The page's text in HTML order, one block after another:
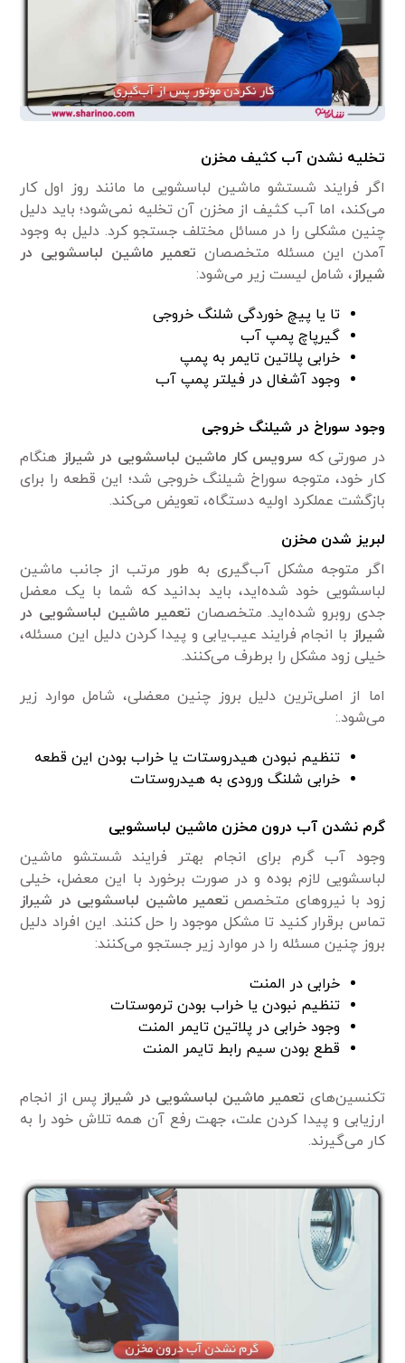
تخلیه نشدن آب کثیف مخزن
اگر فرایند شستشو ماشین لباسشویی ما مانند روز اول کار
می‌کند، اما آب کثیف از مخزن آن تخلیه نمی‌شود؛ باید دلیل
چنین مشکلی را در مسائل مختلف جستجو کرد. دلیل به وجود
آمدن این مسئله متخصصان تعمیر ماشین لباسشویی در
شیراز، شامل لیست زیر می‌شود:
تا یا پیچ خوردگی شلنگ خروجی
گیرپاچ پمپ آب
خرابی پلاتین تایمر به پمپ
وجود آشغال در فیلتر پمپ آب
وجود سوراخ در شیلنگ خروجی
در صورتی که سرویس کار ماشین لباسشویی در شیراز هنگام
کار خود، متوجه سوراخ شیلنگ خروجی شد؛ این قطعه را برای
بازگشت عملکرد اولیه دستگاه، تعویض می‌کند.
لبریز شدن مخزن
اگر متوجه مشکل آب‌گیری به طور مرتب از جانب ماشین
لباسشویی خود شده‌اید، باید بدانید که شما با یک معضل
جدی روبرو شده‌اید. متخصصان تعمیر ماشین لباسشویی در
شیراز با انجام فرایند عیب‌یابی و پیدا کردن دلیل این مسئله،
خیلی زود مشکل را برطرف می‌کنند.
اما از اصلی‌ترین دلیل بروز چنین معضلی، شامل موارد زیر
می‌شود.:
تنظیم نبودن هیدروستات یا خراب بودن این قطعه
خرابی شلنگ ورودی به هیدروستات
گرم نشدن آب درون مخزن ماشین لباسشویی
وجود آب گرم برای انجام بهتر فرایند شستشو ماشین
لباسشویی لازم بوده و در صورت برخورد با این معضل، خیلی
زود با نیرو‌های متخصص تعمیر ماشین لباسشویی در شیراز
تماس برقرار کنید تا مشکل موجود را حل کنند. این افراد دلیل
بروز چنین مسئله را در موارد زیر جستجو می‌کنند:
خرابی در المنت
تنظیم نبودن یا خراب بودن ترموستات
وجود خرابی در پلاتین تایمر المنت
قطع بودن سیم رابط تایمر المنت
تکنسین‌های تعمیر ماشین لباسشویی در شیراز پس از انجام
ارزیابی و پیدا کردن علت، جهت رفع آن همه تلاش خود را به
کار می‌گیرند.